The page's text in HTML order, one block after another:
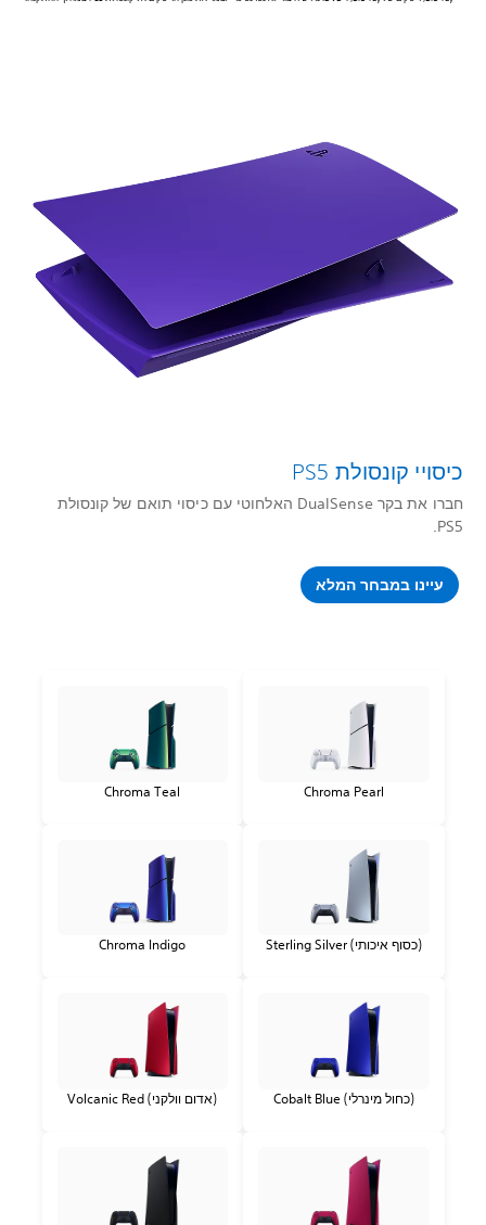
כיסויי קונסולת PS5
חברו את בקר DualSense האלחוטי עם כיסוי תואם של קונסולת
PS5.
עיינו במבחר המלא
Chroma Teal Chroma Pearl
Chroma Indigo